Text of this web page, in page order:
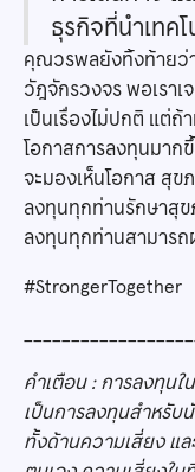
ธุรกิจที่นำเทค
คุณวรพลยังทิ้งท้ายว่า
วัฎจักรวงจร พอเรา
เป็นเรื่องไม่ปกติ แต่
โอกาสการลงทุนมาก
จะมองเห็นโอกาส สุ
ลงทุนทุกท่านรักษาสุข
ลงทุนทุกท่านสามาร
#StrongerTogether
คำเตือน : การลงทุน
เป็นการลงทุนสำหรับ
ทั้งด้านความเสี่ยง แ